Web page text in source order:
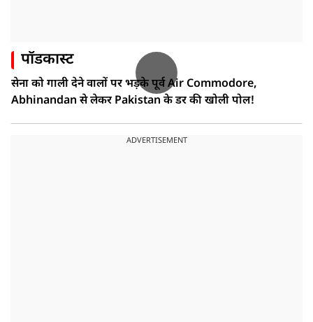
पॉडकास्ट
सेना को गाली देने वालों पर भड़के पूर्व Air Commodore,
Abhinandan से लेकर Pakistan के डर की खोली पोल!
ADVERTISEMENT